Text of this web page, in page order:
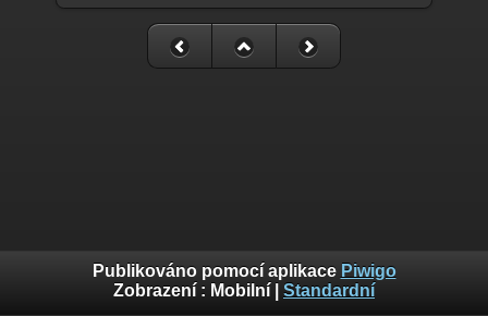
Publikováno pomocí aplikace Piwigo
Zobrazení : Mobilní Standardní